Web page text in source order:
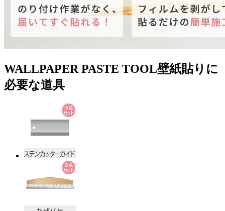
WALLPAPER PASTE TOOL壁紙貼りに
必要な道具